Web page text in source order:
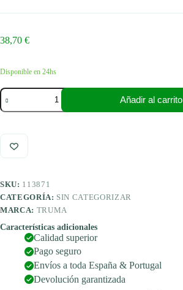
38,70 €
Disponible en 24hs
Truma
VK2-
8
de
gas
GLP
vías
8
mm
x
cantidad
Añadir al carrito
SKU: 113871
CATEGORÍA: SIN CATEGORIZAR
MARCA: TRUMA
Características adicionales
Calidad superior
Pago seguro
Envíos a toda España & Portugal
Devolución garantizada